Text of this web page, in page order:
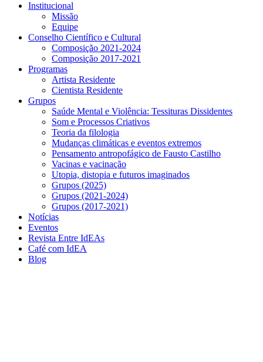
Institucional
Missão
Equipe
Conselho Científico e Cultural
Composição 2021-2024
Composição 2017-2021
Programas
Artista Residente
Cientista Residente
Grupos
Saúde Mental e Violência: Tessituras Dissidentes
Som e Processos Criativos
Teoria da filologia
Mudanças climáticas e eventos extremos
Pensamento antropofágico de Fausto Castilho
Vacinas e vacinação
Utopia, distopia e futuros imaginados
Grupos (2025)
Grupos (2021-2024)
Grupos (2017-2021)
Notícias
Eventos
Revista Entre IdEAs
Café com IdEA
Blog